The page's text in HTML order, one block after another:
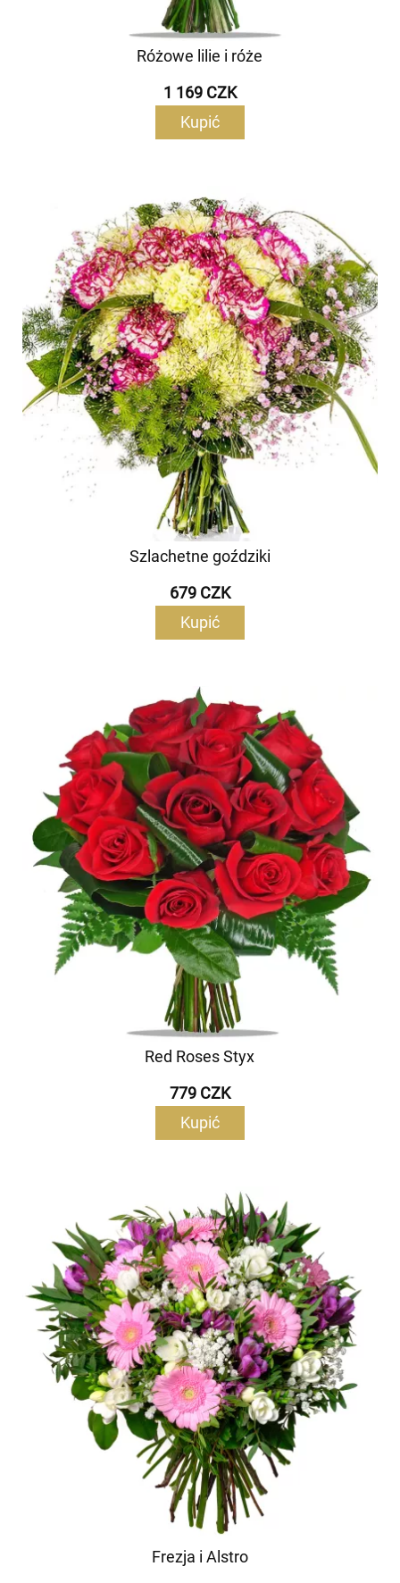
Różowe lilie i róże
1 169 CZK
Kupić
Szlachetne goździki
679 CZK
Kupić
Red Roses Styx
779 CZK
Kupić
Frezja i Alstro